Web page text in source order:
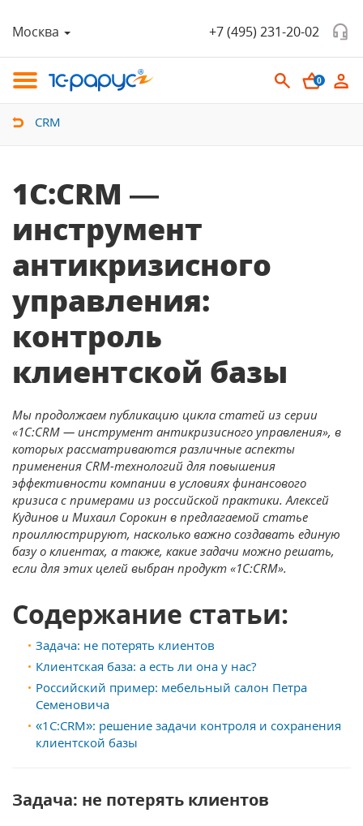
Москва +7 (495) 231-20-02
0
CRM
1С:CRM —
инструмент
антикризисного
управления:
контроль
клиентской базы
Мы продолжаем публикацию цикла статей из серии
«1С:CRM — инструмент антикризисного управления», в
которых рассматриваются различные аспекты
применения CRM-технологий для повышения
эффективности компании в условиях финансового
кризиса с примерами из российской практики. Алексей
Кудинов и Михаил Сорокин в предлагаемой статье
проиллюстрируют, насколько важно создавать единую
базу о клиентах, а также, какие задачи можно решать,
если для этих целей выбран продукт «1С:CRM».
Содержание статьи:
Задача: не потерять клиентов
Клиентская база: а есть ли она у нас?
Российский пример: мебельный салон Петра
Семеновича
«1С:CRM»: решение задачи контроля и сохранения
клиентской базы
Задача: не потерять клиентов